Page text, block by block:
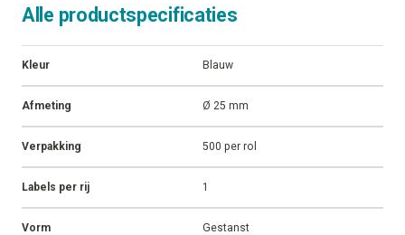
Alle productspecificaties
Kleur Blauw
Afmeting Ø 25 mm
Verpakking 500 per rol
Labels per rij 1
Vorm Gestanst